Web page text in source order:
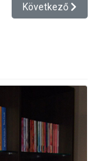
- VADOSFA
Következő cikk:
Következő